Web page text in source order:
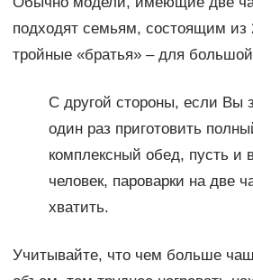
подходят семьям, состоящим из
тройные «братья» – для
С другой стороны, если Вы
один раз приготовить
комплексный обед, пусть и
человек, пароварки на две
хватить.
Учитывайте, что чем больше